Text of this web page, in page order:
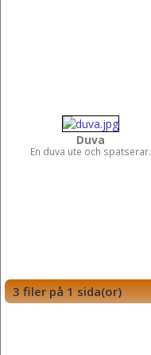
Duva
En duva ute och spatserar.
3 filer på 1 sida(or)